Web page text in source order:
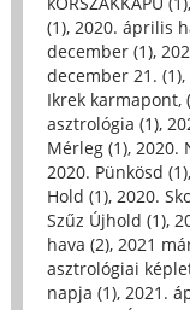
(1), 2020. április
december (1),
december 21. (1),
Ikrek karmapont,
asztrológia (1),
Mérleg (1), 2020.
2020. Pünkösd (1),
Hold (1), 2020.
Szűz Újhold (1),
hava (2), 2021
asztrológiai
napja (1), 2021.